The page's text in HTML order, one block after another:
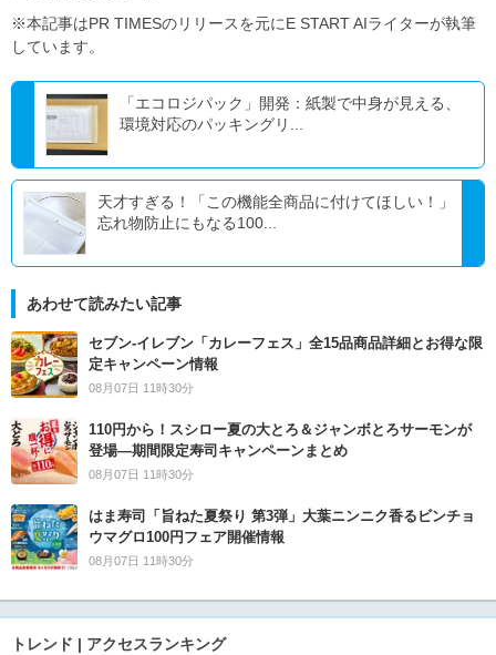
※本記事はPR TIMESのリリースを元にE START AIライターが執筆
しています。
「エコロジパック」開発：紙製で中身が見える、
環境対応のパッキングリ...
天才すぎる！「この機能全商品に付けてほしい！」
忘れ物防止にもなる100...
あわせて読みたい記事
セブン‐イレブン「カレーフェス」全15品商品詳細とお得な限
定キャンペーン情報
08月07日 11時30分
110円から！スシロー夏の大とろ＆ジャンボとろサーモンが
登場―期間限定寿司キャンペーンまとめ
08月07日 11時30分
はま寿司「旨ねた夏祭り 第3弾」大葉ニンニク香るビンチョ
ウマグロ100円フェア開催情報
08月07日 11時30分
トレンド | アクセスランキング